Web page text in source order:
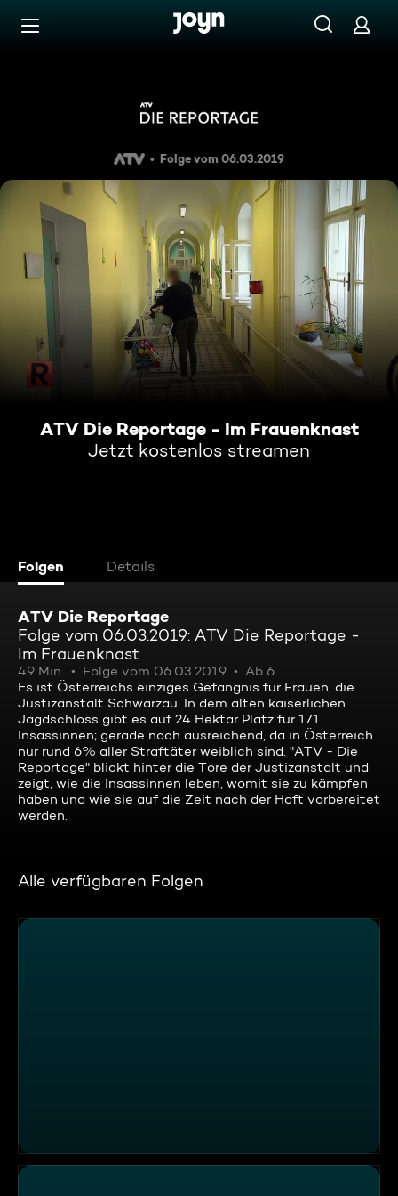
Zum Inhalt springen
Folge vom 06.03.2019
ATV Die Reportage - Im Frauenknast
Jetzt kostenlos streamen
Folgen Details
ATV Die Reportage
Folge vom 06.03.2019: ATV Die Reportage -
Im Frauenknast
49 Min. Folge vom 06.03.2019
Ab 6
Es ist Österreichs einziges Gefängnis für Frauen, die
Justizanstalt Schwarzau. In dem alten kaiserlichen
Jagdschloss gibt es auf 24 Hektar Platz für 171
Insassinnen; gerade noch ausreichend, da in Österreich
nur rund 6% aller Straftäter weiblich sind. "ATV - Die
Reportage" blickt hinter die Tore der Justizanstalt und
zeigt, wie die Insassinnen leben, womit sie zu kämpfen
haben und wie sie auf die Zeit nach der Haft vorbereitet
werden.
Alle verfügbaren Folgen
ATV Die Reportage - Leben mit Zwangsstörungen